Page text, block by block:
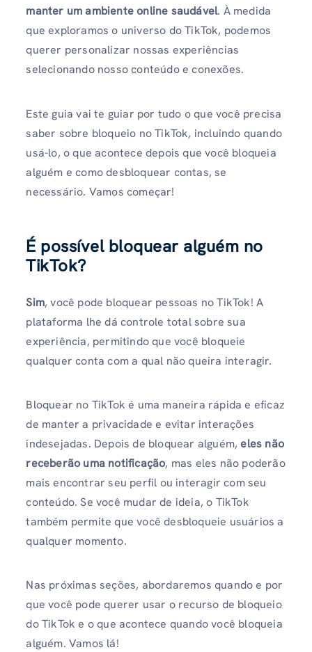
manter um ambiente online saudável. À medida
que exploramos o universo do TikTok, podemos
querer personalizar nossas experiências
selecionando nosso conteúdo e conexões.
Este guia vai te guiar por tudo o que você precisa
saber sobre bloqueio no TikTok, incluindo quando
usá-lo, o que acontece depois que você bloqueia
alguém e como desbloquear contas, se
necessário. Vamos começar!
É possível bloquear alguém no
TikTok?
Sim, você pode bloquear pessoas no TikTok! A
plataforma lhe dá controle total sobre sua
experiência, permitindo que você bloqueie
qualquer conta com a qual não queira interagir.
Bloquear no TikTok é uma maneira rápida e eficaz
de manter a privacidade e evitar interações
indesejadas. Depois de bloquear alguém,eles não
receberão uma notificação, mas eles não poderão
mais encontrar seu perfil ou interagir com seu
conteúdo. Se você mudar de ideia, o TikTok
também permite que você desbloqueie usuários a
qualquer momento.
Nas próximas seções, abordaremos quando e por
que você pode querer usar o recurso de bloqueio
do TikTok e o que acontece quando você bloqueia
alguém. Vamos lá!